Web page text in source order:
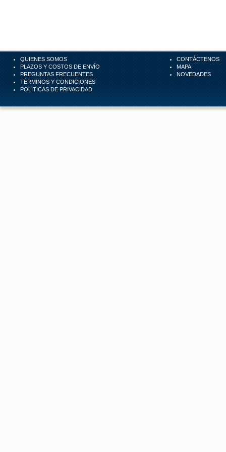
QUIENES SOMOS
PLAZOS Y COSTOS DE ENVÍO
PREGUNTAS FRECUENTES
TÉRMINOS Y CONDICIONES
POLÍTICAS DE PRIVACIDAD
CONTÁCTENOS
MAPA
NOVEDADES